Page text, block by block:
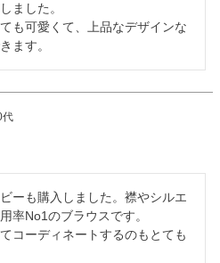
ました。
も可愛くて、上品なデザインな
ます。
代
ーも購入しました。襟やシルエ
率No1のブラウスです。
コーディネートするのもとても